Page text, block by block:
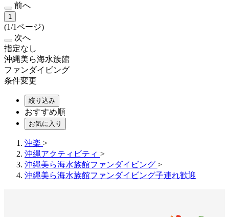
前へ
1
(1/1ページ)
次へ
指定なし
沖縄美ら海水族館
ファンダイビング
条件変更
絞り込み
おすすめ順
お気に入り
沖楽 >
沖縄アクティビティ >
沖縄美ら海水族館ファンダイビング >
沖縄美ら海水族館ファンダイビング子連れ歓迎